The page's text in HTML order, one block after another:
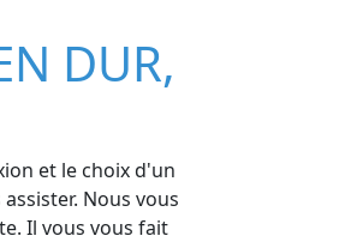
DUR,
et le choix d'un
Nous vous
Il vous vous fait